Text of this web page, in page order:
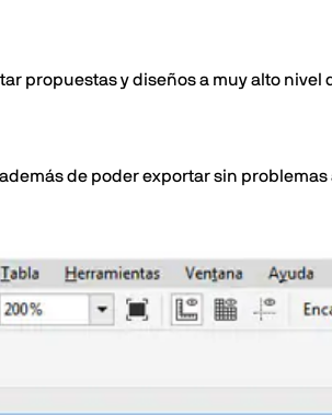
propuestas y diseños a muy alto nivel
de poder exportar sin problemas